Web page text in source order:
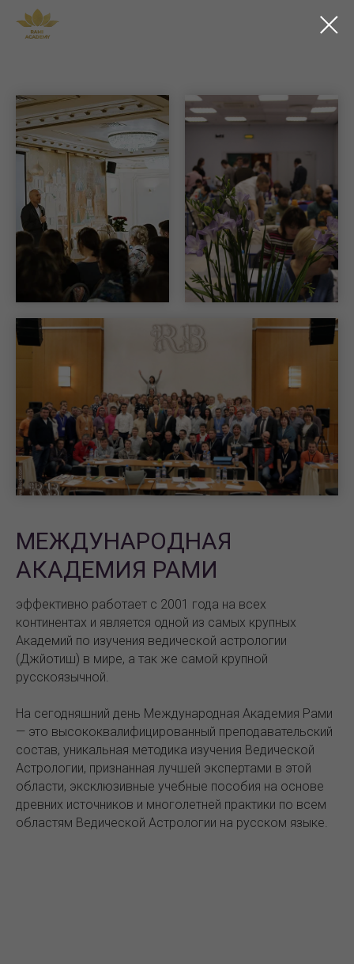
МЕЖДУНАРОДНАЯ
АКАДЕМИЯ РАМИ
эффективно работает с 2001 года на всех
континентах и является одной из самых крупных
Академий по изучения ведической астрологии
(Джйотиш) в мире, а так же самой крупной
русскоязычной.
На сегодняшний день Международная Академия Рами
— это высококвалифицированный преподавательский
состав, уникальная методика изучения Ведической
Астрологии, признанная лучшей экспертами в этой
области, эксклюзивные учебные пособия на основе
древних источников и многолетней практики по всем
областям Ведической Астрологии на русском языке.